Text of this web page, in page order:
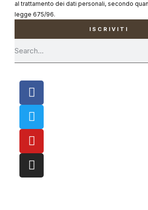
al trattamento dei dati personali, secondo
legge 675/96.
ISCRIVITI